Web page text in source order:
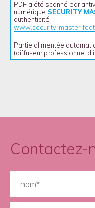
PDF a été scanné par
numérique SECURITY
authenticité :
www.security-master-
Partie alimentée
(diffuseur professionnel
Contactez-